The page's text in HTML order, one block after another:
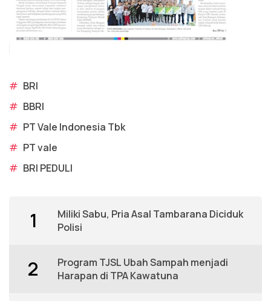
# BRI
# BBRI
# PT Vale Indonesia Tbk
# PT vale
# BRI PEDULI
1
Miliki Sabu, Pria Asal Tambarana Diciduk
Polisi
2
Program TJSL Ubah Sampah menjadi
Harapan di TPA Kawatuna